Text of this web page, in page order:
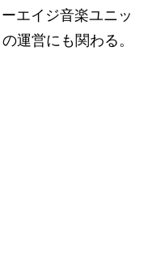
エイジ音楽ユニッ
運営にも関わる。